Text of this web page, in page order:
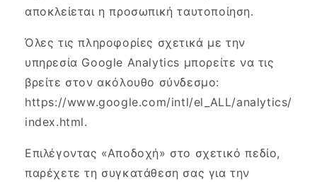
αποκλείεται η προσωπική ταυτοποίηση.
Όλες τις πληροφορίες σχετικά με την
υπηρεσία Google Analytics μπορείτε να τις
βρείτε στον ακόλουθο σύνδεσμο:
https://www.google.com/intl/el_ALL/analytics/
index.html.
Επιλέγοντας «Αποδοχή» στο σχετικό πεδίο,
παρέχετε τη συγκατάθεση σας για την